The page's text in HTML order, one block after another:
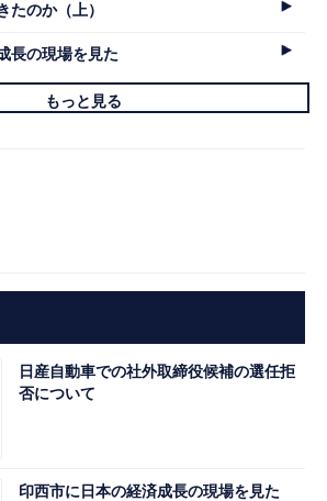
たのか（上）
長の現場を見た
もっと見る
日産自動車での社外取締役候補の選任拒
否について
印西市に日本の経済成長の現場を見た